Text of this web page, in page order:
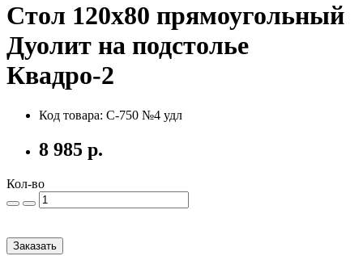
Стол 120х80 прямоугольный
Дуолит на подстолье
Квадро-2
Код товара: С-750 №4 удл
8 985 р.
Кол-во
Заказать